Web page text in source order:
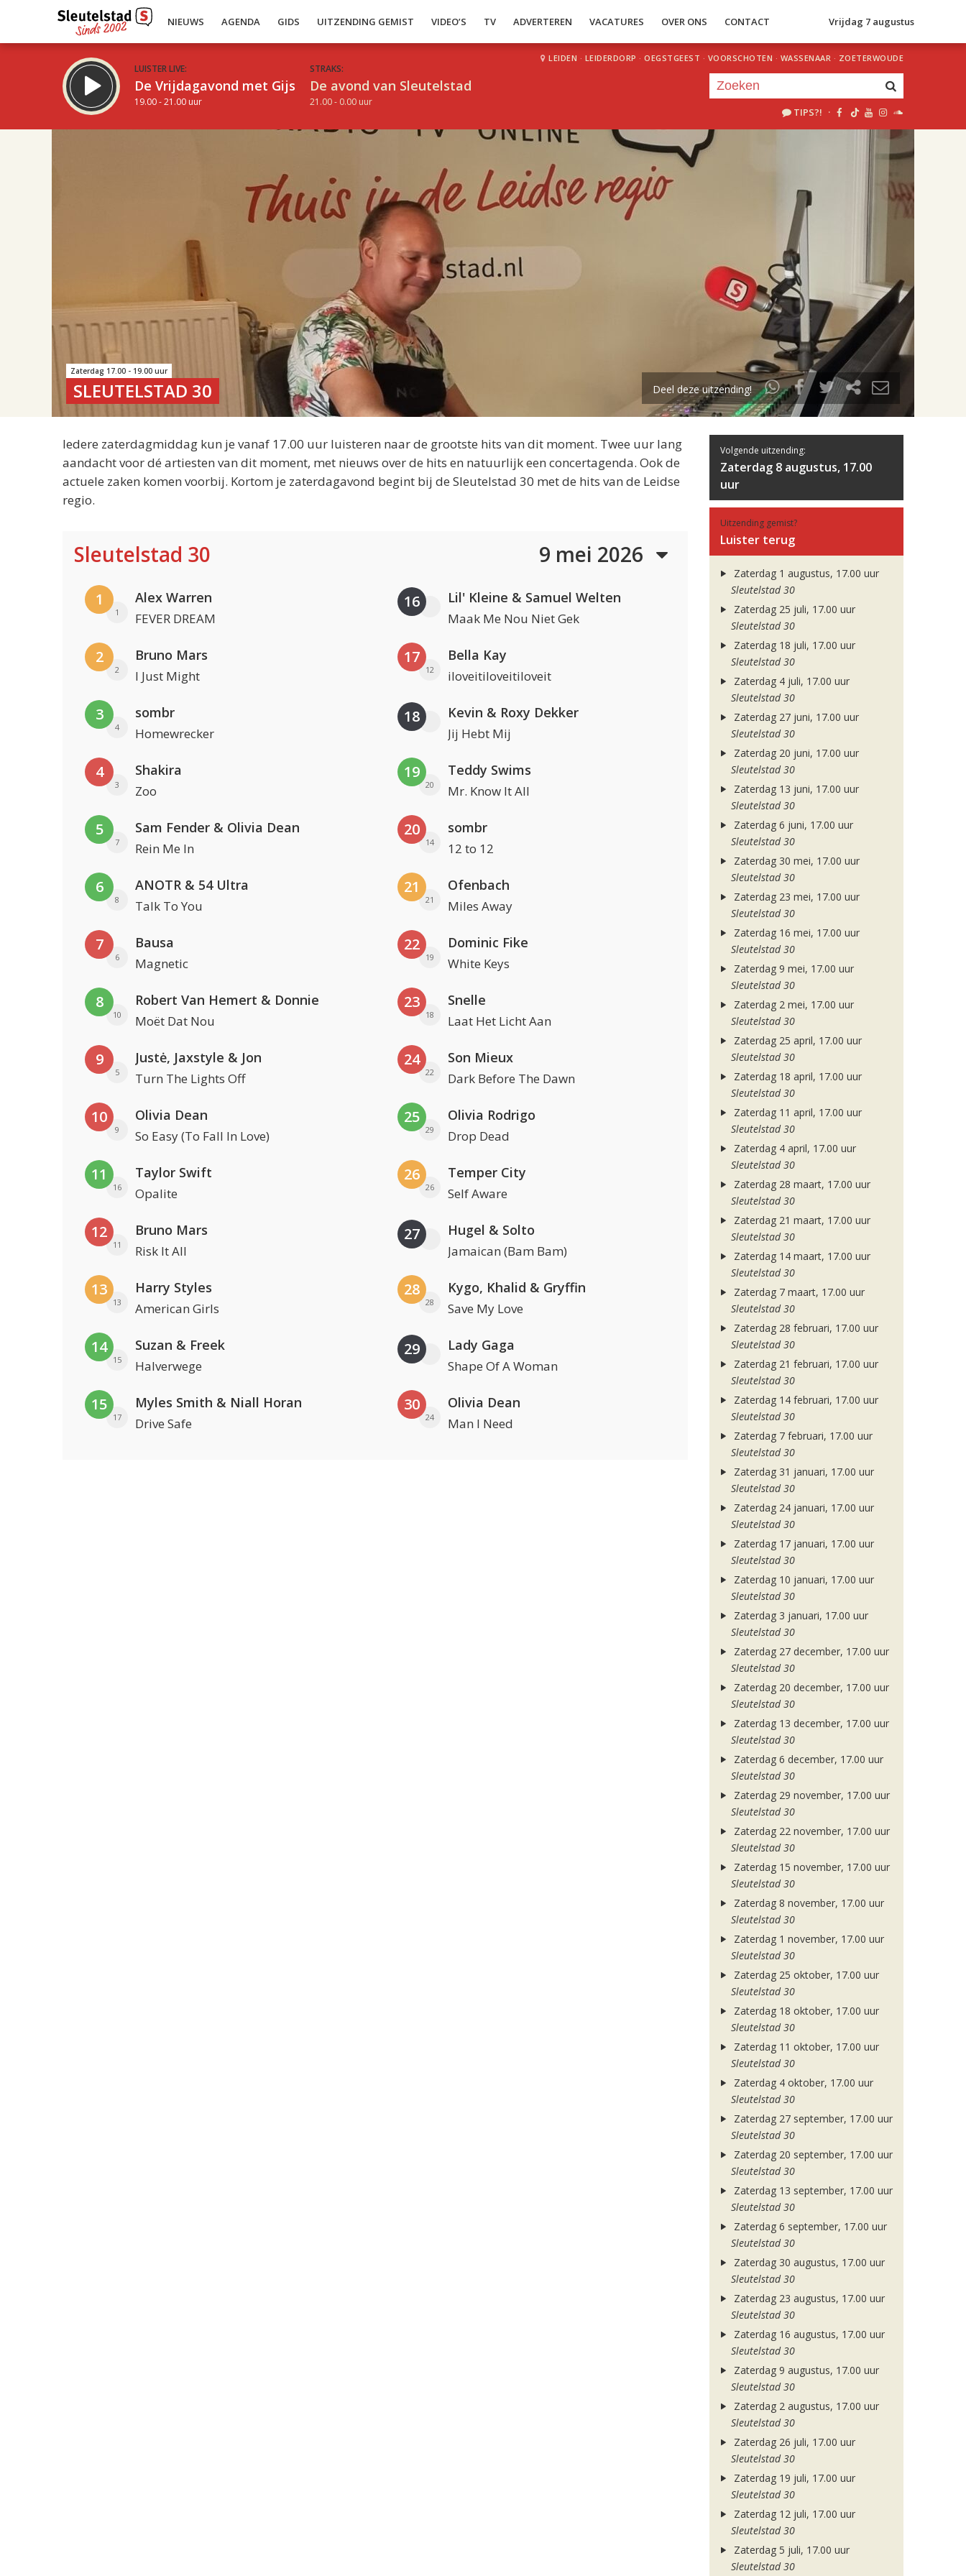
NIEUWS AGENDA GIDS UITZENDING GEMIST VIDEO’S TV ADVERTEREN VACATURES OVER ONS CONTACT Vrijdag 7 augustus
LUISTER LIVE:
De Vrijdagavond met Gijs
19.00 - 21.00 uur
STRAKS:
De avond van Sleutelstad
21.00 - 0.00 uur
LEIDEN · LEIDERDORP · OEGSTGEEST · VOORSCHOTEN · WASSENAAR · ZOETERWOUDE
TIPS?! ·
uur 1 van 2
Volgend uur
Zaterdag 17.00 - 19.00 uur
SLEUTELSTAD 30 Deel deze uitzending!
Iedere zaterdagmiddag kun je vanaf 17.00 uur luisteren naar de grootste hits van dit moment. Twee uur lang
aandacht voor dé artiesten van dit moment, met nieuws over de hits en natuurlijk een concertagenda. Ook de
actuele zaken komen voorbij. Kortom je zaterdagavond begint bij de Sleutelstad 30 met de hits van de Leidse
regio.
Sleutelstad 30 9 mei 2026
1
1
Alex Warren
FEVER DREAM
2
2
Bruno Mars
I Just Might
3
4
sombr
Homewrecker
4
3
Shakira
Zoo
5
7
Sam Fender & Olivia Dean
Rein Me In
6
8
ANOTR & 54 Ultra
Talk To You
7
6
Bausa
Magnetic
8
10
Robert Van Hemert & Donnie
Moët Dat Nou
9
5
Justė, Jaxstyle & Jon
Turn The Lights Off
10
9
Olivia Dean
So Easy (To Fall In Love)
11
16
Taylor Swift
Opalite
12
11
Bruno Mars
Risk It All
13
13
Harry Styles
American Girls
14
15
Suzan & Freek
Halverwege
15
17
Myles Smith & Niall Horan
Drive Safe
16 Lil' Kleine & Samuel Welten
Maak Me Nou Niet Gek
17
12
Bella Kay
iloveitiloveitiloveit
18 Kevin & Roxy Dekker
Jij Hebt Mij
19
20
Teddy Swims
Mr. Know It All
20
14
sombr
12 to 12
21
21
Ofenbach
Miles Away
22
19
Dominic Fike
White Keys
23
18
Snelle
Laat Het Licht Aan
24
22
Son Mieux
Dark Before The Dawn
25
29
Olivia Rodrigo
Drop Dead
26
26
Temper City
Self Aware
27 Hugel & Solto
Jamaican (Bam Bam)
28
28
Kygo, Khalid & Gryffin
Save My Love
29 Lady Gaga
Shape Of A Woman
30
24
Olivia Dean
Man I Need
Volgende uitzending:
Zaterdag 8 augustus, 17.00
uur
Uitzending gemist?
Luister terug
Zaterdag 1 augustus, 17.00 uur
Sleutelstad 30
Zaterdag 25 juli, 17.00 uur
Sleutelstad 30
Zaterdag 18 juli, 17.00 uur
Sleutelstad 30
Zaterdag 4 juli, 17.00 uur
Sleutelstad 30
Zaterdag 27 juni, 17.00 uur
Sleutelstad 30
Zaterdag 20 juni, 17.00 uur
Sleutelstad 30
Zaterdag 13 juni, 17.00 uur
Sleutelstad 30
Zaterdag 6 juni, 17.00 uur
Sleutelstad 30
Zaterdag 30 mei, 17.00 uur
Sleutelstad 30
Zaterdag 23 mei, 17.00 uur
Sleutelstad 30
Zaterdag 16 mei, 17.00 uur
Sleutelstad 30
Zaterdag 9 mei, 17.00 uur
Sleutelstad 30
Zaterdag 2 mei, 17.00 uur
Sleutelstad 30
Zaterdag 25 april, 17.00 uur
Sleutelstad 30
Zaterdag 18 april, 17.00 uur
Sleutelstad 30
Zaterdag 11 april, 17.00 uur
Sleutelstad 30
Zaterdag 4 april, 17.00 uur
Sleutelstad 30
Zaterdag 28 maart, 17.00 uur
Sleutelstad 30
Zaterdag 21 maart, 17.00 uur
Sleutelstad 30
Zaterdag 14 maart, 17.00 uur
Sleutelstad 30
Zaterdag 7 maart, 17.00 uur
Sleutelstad 30
Zaterdag 28 februari, 17.00 uur
Sleutelstad 30
Zaterdag 21 februari, 17.00 uur
Sleutelstad 30
Zaterdag 14 februari, 17.00 uur
Sleutelstad 30
Zaterdag 7 februari, 17.00 uur
Sleutelstad 30
Zaterdag 31 januari, 17.00 uur
Sleutelstad 30
Zaterdag 24 januari, 17.00 uur
Sleutelstad 30
Zaterdag 17 januari, 17.00 uur
Sleutelstad 30
Zaterdag 10 januari, 17.00 uur
Sleutelstad 30
Zaterdag 3 januari, 17.00 uur
Sleutelstad 30
Zaterdag 27 december, 17.00 uur
Sleutelstad 30
Zaterdag 20 december, 17.00 uur
Sleutelstad 30
Zaterdag 13 december, 17.00 uur
Sleutelstad 30
Zaterdag 6 december, 17.00 uur
Sleutelstad 30
Zaterdag 29 november, 17.00 uur
Sleutelstad 30
Zaterdag 22 november, 17.00 uur
Sleutelstad 30
Zaterdag 15 november, 17.00 uur
Sleutelstad 30
Zaterdag 8 november, 17.00 uur
Sleutelstad 30
Zaterdag 1 november, 17.00 uur
Sleutelstad 30
Zaterdag 25 oktober, 17.00 uur
Sleutelstad 30
Zaterdag 18 oktober, 17.00 uur
Sleutelstad 30
Zaterdag 11 oktober, 17.00 uur
Sleutelstad 30
Zaterdag 4 oktober, 17.00 uur
Sleutelstad 30
Zaterdag 27 september, 17.00 uur
Sleutelstad 30
Zaterdag 20 september, 17.00 uur
Sleutelstad 30
Zaterdag 13 september, 17.00 uur
Sleutelstad 30
Zaterdag 6 september, 17.00 uur
Sleutelstad 30
Zaterdag 30 augustus, 17.00 uur
Sleutelstad 30
Zaterdag 23 augustus, 17.00 uur
Sleutelstad 30
Zaterdag 16 augustus, 17.00 uur
Sleutelstad 30
Zaterdag 9 augustus, 17.00 uur
Sleutelstad 30
Zaterdag 2 augustus, 17.00 uur
Sleutelstad 30
Zaterdag 26 juli, 17.00 uur
Sleutelstad 30
Zaterdag 19 juli, 17.00 uur
Sleutelstad 30
Zaterdag 12 juli, 17.00 uur
Sleutelstad 30
Zaterdag 5 juli, 17.00 uur
Sleutelstad 30